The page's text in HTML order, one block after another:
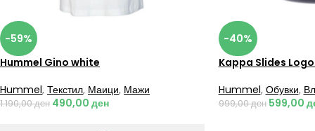
-59%
Hummel Gino white
Hummel, Текстил, Маици, Мажи
1.190,00ден 490,00 ден
-40%
Kappa Slides
Hummel, Обувки,
999,00ден 599,00